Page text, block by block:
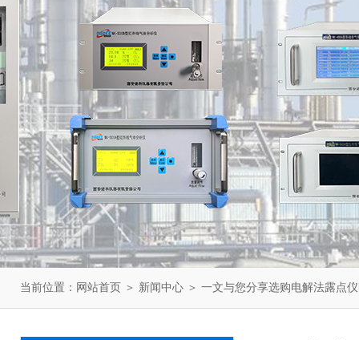
当前位置： 网站首页 ＞ 新闻中心 ＞ 一文与您分享选购电解法露点